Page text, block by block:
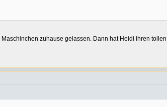
zuhause gelassen. Dann hat Heidi ihren